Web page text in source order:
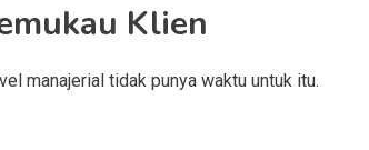
Klien
manajerial tidak punya waktu untuk itu.